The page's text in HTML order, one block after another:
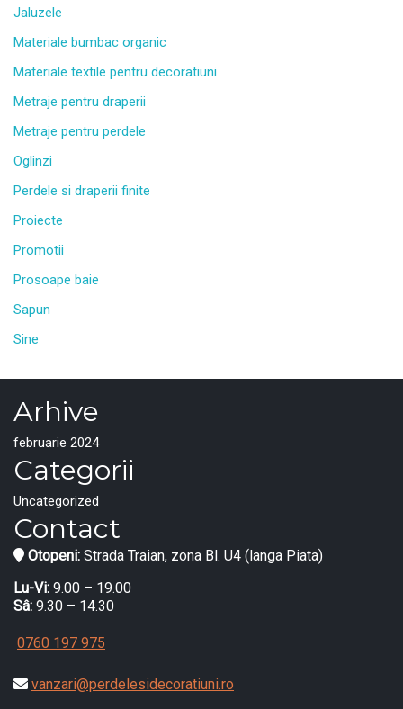
Jaluzele
Materiale bumbac organic
Materiale textile pentru decoratiuni
Metraje pentru draperii
Metraje pentru perdele
Oglinzi
Perdele si draperii finite
Proiecte
Promotii
Prosoape baie
Sapun
Sine
Arhive
februarie 2024
Categorii
Uncategorized
Contact
Otopeni: Strada Traian, zona Bl. U4 (langa Piata)
Lu-Vi: 9.00 – 19.00
Sâ: 9.30 – 14.30
0760 197 975
vanzari@perdelesidecoratiuni.ro